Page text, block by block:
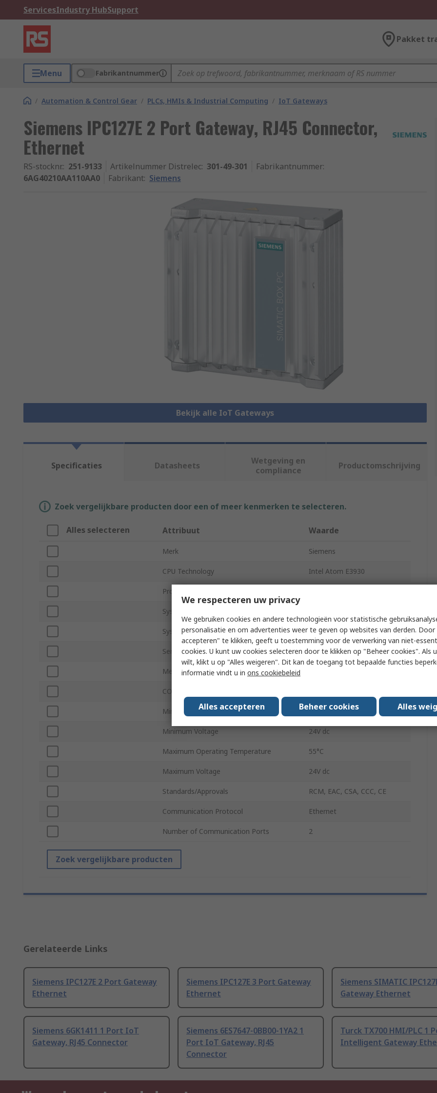
ServicesIndustry HubSupport
Pakket
Menu Fabrikantnummer
/ Automation & Control Gear / PLCs, HMIs & Industrial Computing / IoT Gateways
Siemens IPC127E 2 Port Gateway, RJ45 Connector,
Ethernet
RS-stocknr.: 251-9133 Artikelnummer Distrelec: 301-49-301 Fabrikantnummer:
6AG40210AA110AA0
Fabrikant: Siemens
Bekijk alle IoT Gateways
Specificaties Datasheets
Wetgeving en
compliance
Productomschrijving
Zoek vergelijkbare producten door een of meer kenmerken te selecteren.
Alles selecteren Attribuut Waarde
Merk Siemens
CPU Technology Intel Atom E3930
Product Type
System Memory Capacity
System Memory Type DDR4
Series IPC127E
Media Interfaces
COM Port Type
Minimum Operating Temperature 0°C
Minimum Voltage 24V dc
Maximum Operating Temperature 55°C
Maximum Voltage 24V dc
Standards/Approvals RCM, EAC, CSA, CCC, CE
Communication Protocol Ethernet
Number of Communication Ports 2
Zoek vergelijkbare producten
Gerelateerde Links
Siemens IPC127E 2 Port Gateway
Ethernet
Siemens IPC127E 3 Port Gateway
Ethernet
Siemens SIMATIC
Gateway Ethernet
Siemens 6GK1411 1 Port IoT
Gateway, RJ45 Connector
Siemens 6ES7647-0BB00-1YA2 1
Port IoT Gateway, RJ45
Connector
Turck TX700 HMI/PLC 1
Intelligent Gateway
We respecteren uw privacy
We gebruiken cookies en andere technologieën voor statistische
personalisatie en om advertenties weer te geven op websites van derden. Door
accepteren" te klikken, geeft u toestemming voor de verwerking van niet-
cookies. U kunt uw cookies selecteren door te klikken op "Beheer cookies". Als
wilt, klikt u op "Alles weigeren". Dit kan de toegang tot bepaalde functies
informatie vindt u in ons cookiebeleid
Alles accepteren Beheer cookies Alles